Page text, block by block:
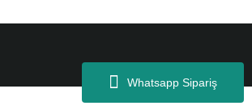
Whatsapp Sipariş